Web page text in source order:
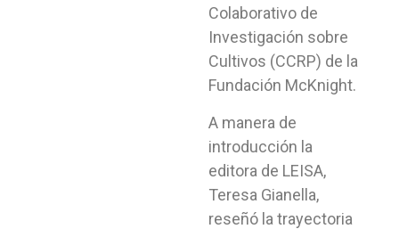
Colaborativo de
Investigación sobre
Cultivos (CCRP) de la
Fundación McKnight.
A manera de
introducción la
editora de LEISA,
Teresa Gianella,
reseñó la trayectoria